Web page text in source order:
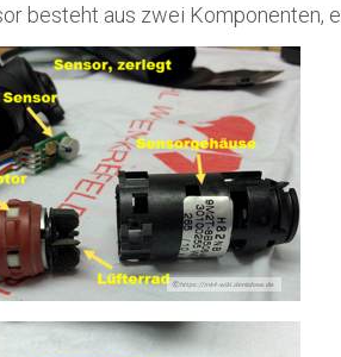
besteht aus zwei Komponenten,